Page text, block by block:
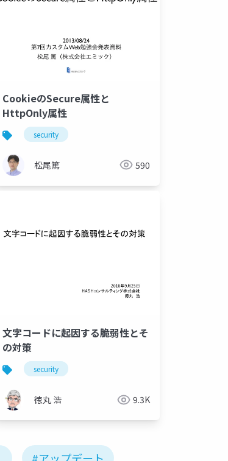
CookieのSecure属性と
HttpOnly属性
security
松尾篤 590
文字コードに起因する脆弱性とそ
の対策
security
徳丸 浩 9.3K